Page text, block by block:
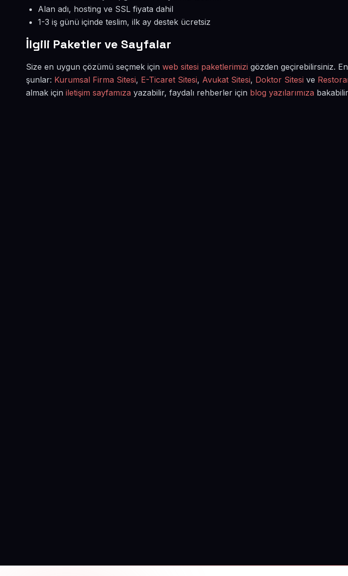
Alan adı, hosting ve SSL fiyata dahil
1-3 iş günü içinde teslim, ilk ay destek ücretsiz
İlgili Paketler ve Sayfalar
Size en uygun çözümü seçmek için web sitesi paketlerimizi gözden geçirebilirsiniz.
şunlar: Kurumsal Firma Sitesi, E-Ticaret Sitesi, Avukat Sitesi, Doktor Sitesi ve
almak için iletişim sayfamıza yazabilir, faydalı rehberler için blog yazılarımıza